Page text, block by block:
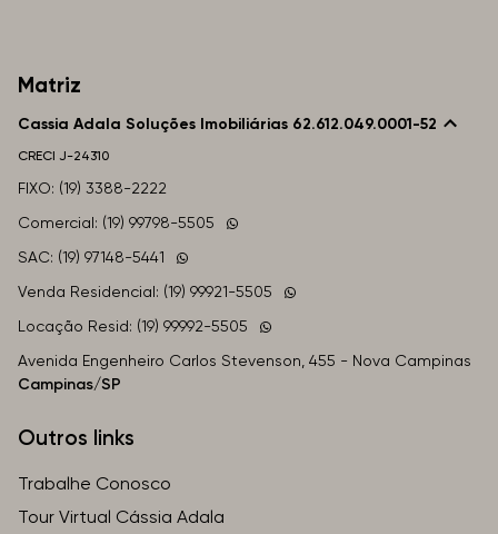
Matriz
Cassia Adala Soluções Imobiliárias 62.612.049.0001-52
CRECI J-24310
FIXO: (19) 3388-2222
Comercial: (19) 99798-5505
SAC: (19) 97148-5441
Venda Residencial: (19) 99921-5505
Locação Resid: (19) 99992-5505
Avenida Engenheiro Carlos Stevenson, 455 - Nova Campinas
Campinas/SP
Outros links
Trabalhe Conosco
Tour Virtual Cássia Adala